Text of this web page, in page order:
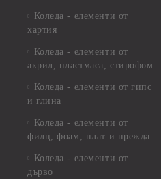
Коледа - елементи от
хартия
Коледа - елементи от
акрил, пластмаса, стирофом
Коледа - елементи от гипс
и глина
Коледа - елементи от
филц, фоам, плат и прежда
Коледа - елементи от
дърво